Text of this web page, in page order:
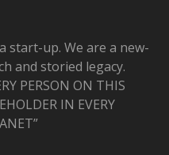
start-up. We are a new-
and storied legacy.
PERSON ON THIS
IN EVERY